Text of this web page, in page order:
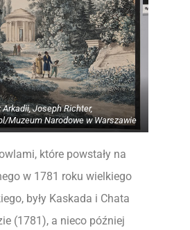
Arkadii, Joseph Richter,
Muzeum Narodowe w Warszawie
które powstały na
w 1781 roku wielkiego
były Kaskada i Chata
(1781), a nieco później